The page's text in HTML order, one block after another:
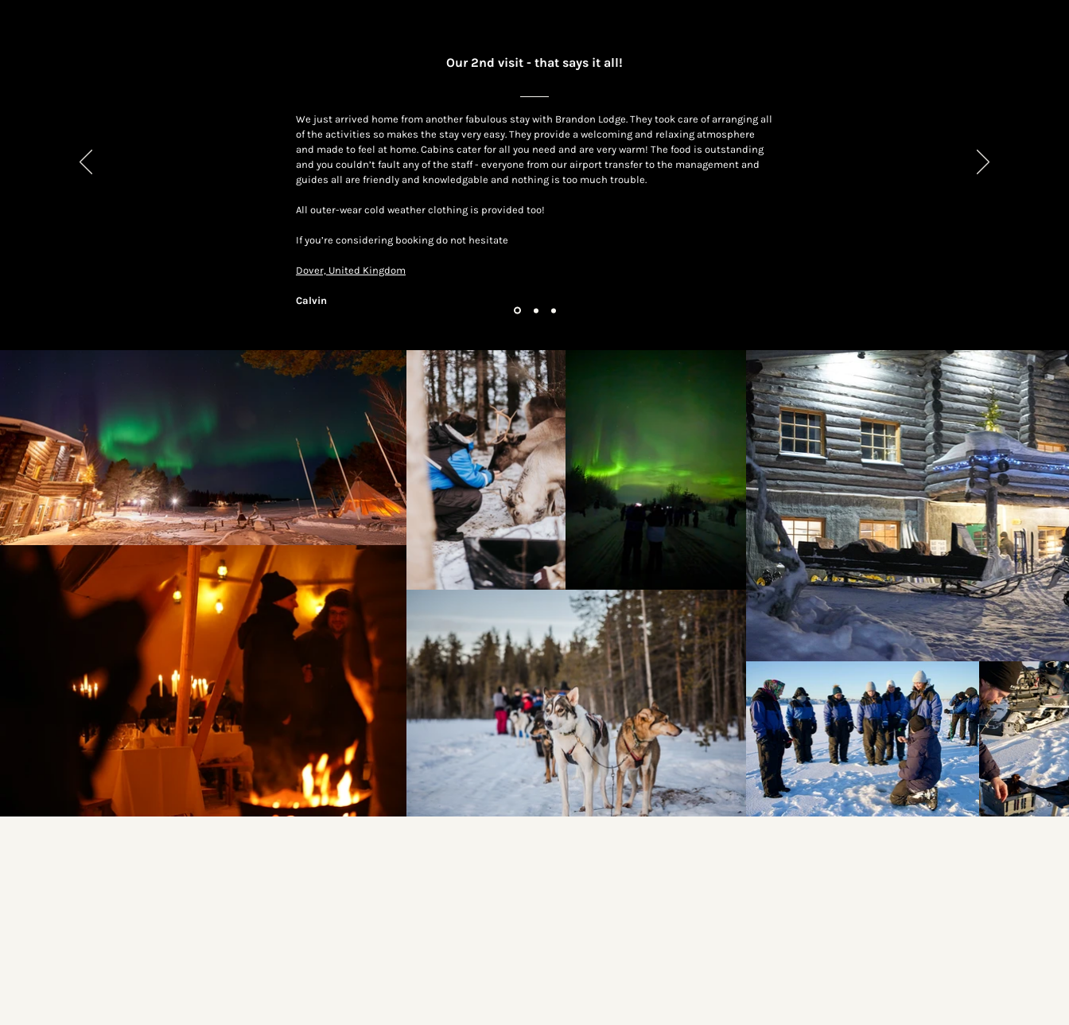
Our 2nd visit - that says it all!
We just arrived home from another fabulous stay with Brandon Lodge. They took care of arranging all
of the activities so makes the stay very easy. They provide a welcoming and relaxing atmosphere
and made to feel at home. Cabins cater for all you need and are very warm! The food is outstanding
and you couldn’t fault any of the staff - everyone from our airport transfer to the management and
guides all are friendly and knowledgable and nothing is too much trouble.
All outer-wear cold weather clothing is provided too!
If you’re considering booking do not hesitate
Dover, United Kingdom
Calvin